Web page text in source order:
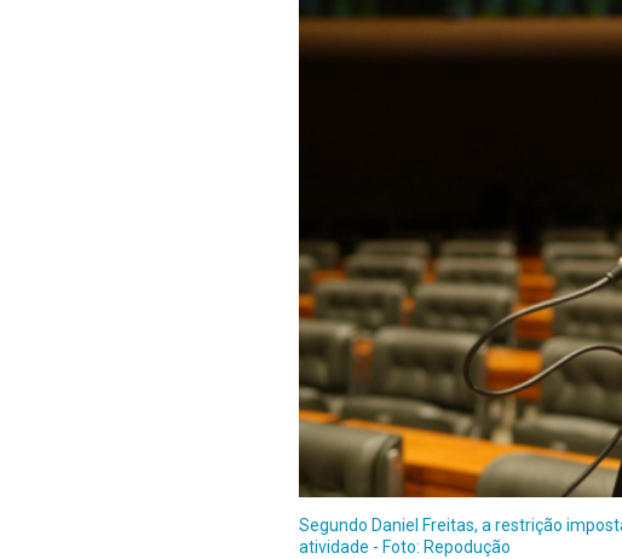
Segundo Daniel Freitas, a restrição
atividade - Foto: Repodução